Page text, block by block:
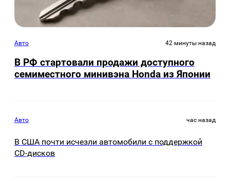
Авто 42 минуты назад
В РФ стартовали продажи доступного
семиместного минивэна Honda из Японии
Авто час назад
В США почти исчезли автомобили с поддержкой
CD-дисков